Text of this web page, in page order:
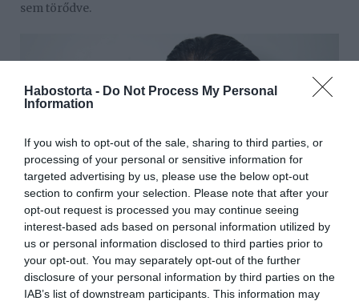
Habostorta - Do Not Process My Personal
Information
If you wish to opt-out of the sale, sharing to third parties, or
processing of your personal or sensitive information for
targeted advertising by us, please use the below opt-out
section to confirm your selection. Please note that after your
opt-out request is processed you may continue seeing
interest-based ads based on personal information utilized by
us or personal information disclosed to third parties prior to
your opt-out. You may separately opt-out of the further
disclosure of your personal information by third parties on the
IAB’s list of downstream participants. This information may
sem törődve.
Forrás: Blikk